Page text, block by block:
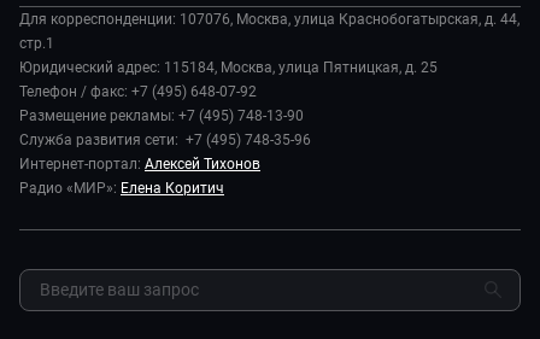
Происшествия
В содружестве
В мире
Наука и технологии
Здоровье и медицина
Спорт
Шоу-бизнес
Стиль жизни
Дела судебные
Диктор делает
Игра в кино
Игра в кино. Мультфильмы
Исторический детектив
Миллион за 5 минут
Мировое соглашение
История
Руководство
Новости компании
Пресса о нас
Карьера
Реклама
Закупки и тендеры
Обратная связь
Для корреспонденции: 107076, Москва, улица Краснобогатырская, д. 44,
стр.1
Юридический адрес: 115184, Москва, улица Пятницкая, д. 25
Телефон / факс: +7 (495) 648-07-92
Размещение рекламы: +7 (495) 748-13-90
Служба развития сети: +7 (495) 748-35-96
Интернет-портал: Алексей Тихонов
Радио «МИР»: Елена Коритич